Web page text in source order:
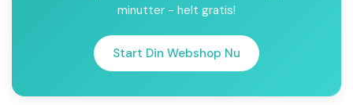
minutter - helt gratis!
Start Din Webshop Nu